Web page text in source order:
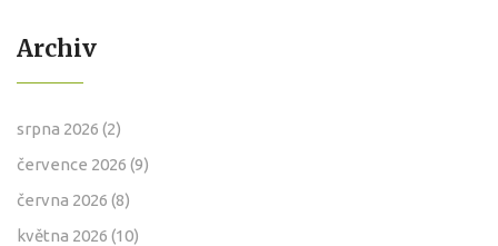
Archiv
srpna 2026 (2)
července 2026 (9)
června 2026 (8)
května 2026 (10)